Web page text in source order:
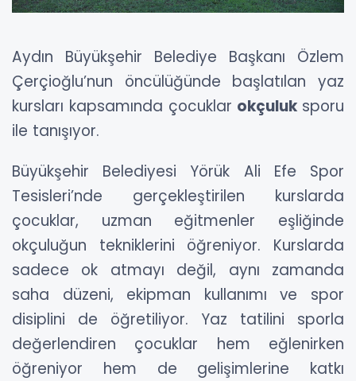
Aydın Büyükşehir Belediye Başkanı Özlem
Çerçioğlu’nun öncülüğünde başlatılan yaz
kursları kapsamında çocuklar okçuluk sporu
ile tanışıyor.
Büyükşehir Belediyesi Yörük Ali Efe Spor
Tesisleri’nde gerçekleştirilen kurslarda
çocuklar, uzman eğitmenler eşliğinde
okçuluğun tekniklerini öğreniyor. Kurslarda
sadece ok atmayı değil, aynı zamanda
saha düzeni, ekipman kullanımı ve spor
disiplini de öğretiliyor. Yaz tatilini sporla
değerlendiren çocuklar hem eğlenirken
öğreniyor hem de gelişimlerine katkı